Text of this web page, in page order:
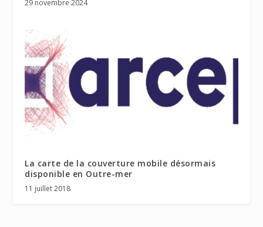
29 novembre 2024
La carte de la couverture mobile désormais
disponible en Outre-mer
11 juillet 2018